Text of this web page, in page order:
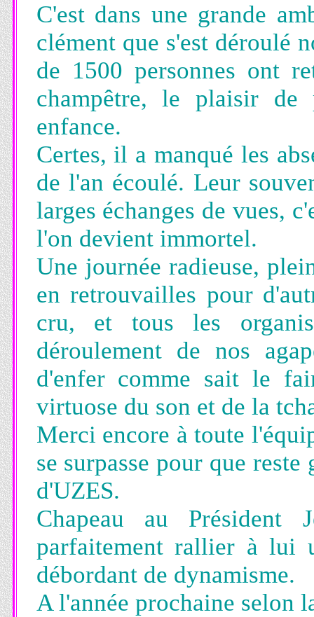
C'est dans une grande
clément que s'est déroulé
de 1500 personnes ont
champêtre, le plaisir
enfance.
Certes, il a manqué les
de l'an écoulé. Leur
larges échanges de vues,
l'on devient immortel.
Une journée radieuse,
en retrouvailles pour
cru, et tous les
déroulement de nos
d'enfer comme sait le
virtuose du son et de la
Merci encore à toute
se surpasse pour que
d'UZES.
Chapeau au Président
parfaitement rallier à lui
débordant de dynamisme.
A l'année prochaine selon